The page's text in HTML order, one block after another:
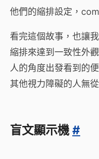
他們的縮排設定，
看完這個故事，也讓
縮排來達到一致性外
人的角度出發看到的
其他視力障礙的人無
盲文顯示機#